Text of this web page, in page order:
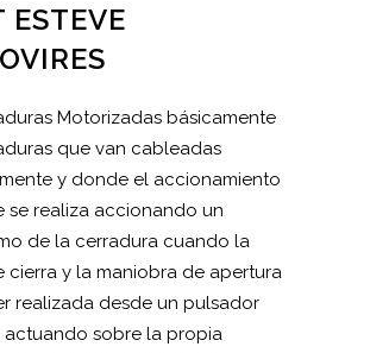
ESTEVE
Motorizadas básicamente
que van cableadas
y donde el accionamiento
se realiza accionando un
de la cerradura cuando la
cierra y la maniobra de apertura
realizada desde un pulsador
actuando sobre la propia